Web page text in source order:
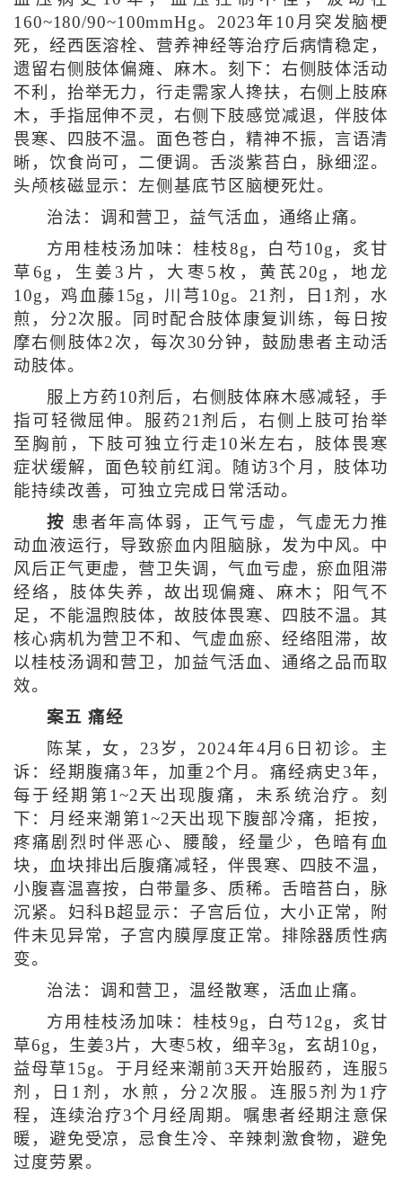
160~180/90~100mmHg。2023年10月突发脑梗
死，经西医溶栓、营养神经等治疗后病情稳定，
遗留右侧肢体偏瘫、麻木。刻下：右侧肢体活动
不利，抬举无力，行走需家人搀扶，右侧上肢麻
木，手指屈伸不灵，右侧下肢感觉减退，伴肢体
畏寒、四肢不温。面色苍白，精神不振，言语清
晰，饮食尚可，二便调。舌淡紫苔白，脉细涩。
头颅核磁显示：左侧基底节区脑梗死灶。
治法：调和营卫，益气活血，通络止痛。
方用桂枝汤加味：桂枝8g，白芍10g，炙甘
草6g，生姜3片，大枣5枚，黄芪20g，地龙
10g，鸡血藤15g，川芎10g。21剂，日1剂，水
煎，分2次服。同时配合肢体康复训练，每日按
摩右侧肢体2次，每次30分钟，鼓励患者主动活
动肢体。
服上方药10剂后，右侧肢体麻木感减轻，手
指可轻微屈伸。服药21剂后，右侧上肢可抬举
至胸前，下肢可独立行走10米左右，肢体畏寒
症状缓解，面色较前红润。随访3个月，肢体功
能持续改善，可独立完成日常活动。
按 患者年高体弱，正气亏虚，气虚无力推
动血液运行，导致瘀血内阻脑脉，发为中风。中
风后正气更虚，营卫失调，气血亏虚，瘀血阻滞
经络，肢体失养，故出现偏瘫、麻木；阳气不
足，不能温煦肢体，故肢体畏寒、四肢不温。其
核心病机为营卫不和、气虚血瘀、经络阻滞，故
以桂枝汤调和营卫，加益气活血、通络之品而取
效。
案五 痛经
陈某，女，23岁，2024年4月6日初诊。主
诉：经期腹痛3年，加重2个月。痛经病史3年，
每于经期第1~2天出现腹痛，未系统治疗。刻
下：月经来潮第1~2天出现下腹部冷痛，拒按，
疼痛剧烈时伴恶心、腰酸，经量少，色暗有血
块，血块排出后腹痛减轻，伴畏寒、四肢不温，
小腹喜温喜按，白带量多、质稀。舌暗苔白，脉
沉紧。妇科B超显示：子宫后位，大小正常，附
件未见异常，子宫内膜厚度正常。排除器质性病
变。
治法：调和营卫，温经散寒，活血止痛。
方用桂枝汤加味：桂枝9g，白芍12g，炙甘
草6g，生姜3片，大枣5枚，细辛3g，玄胡10g，
益母草15g。于月经来潮前3天开始服药，连服5
剂，日1剂，水煎，分2次服。连服5剂为1疗
程，连续治疗3个月经周期。嘱患者经期注意保
暖，避免受凉，忌食生冷、辛辣刺激食物，避免
过度劳累。